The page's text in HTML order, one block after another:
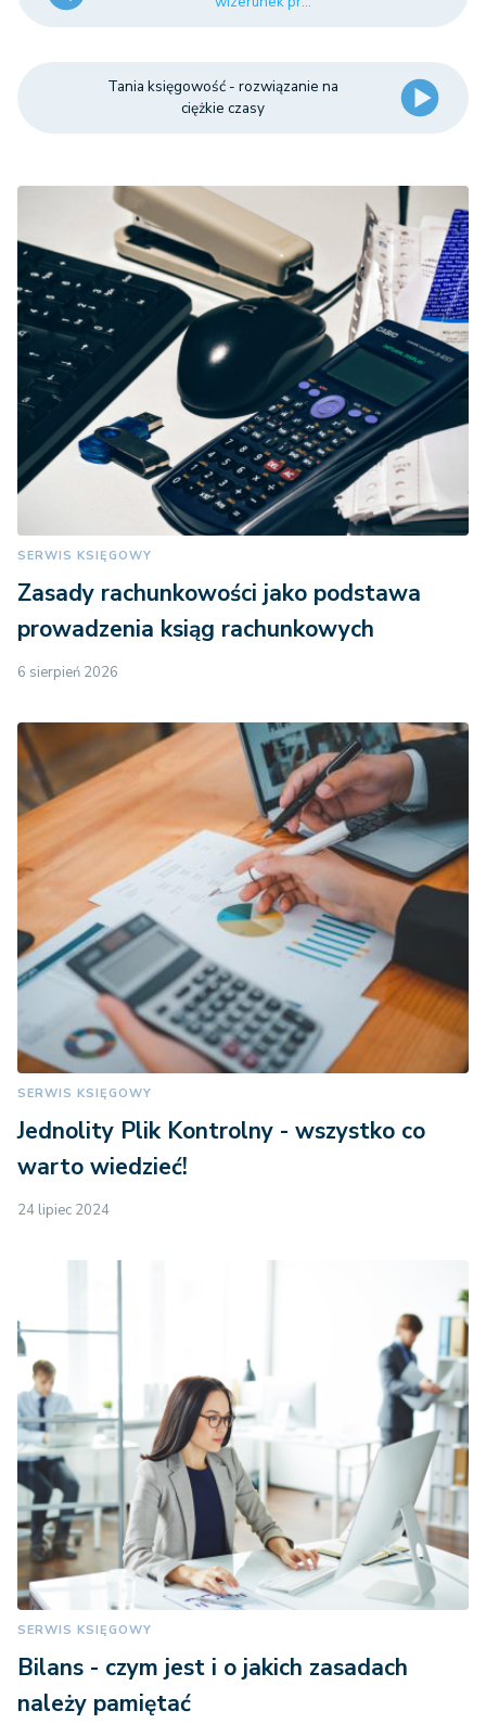
Tania księgowość - rozwiązanie na
ciężkie czasy
SERWIS KSIĘGOWY
Zasady rachunkowości jako podstawa
prowadzenia ksiąg rachunkowych
6 sierpień 2026
SERWIS KSIĘGOWY
Jednolity Plik Kontrolny - wszystko co
warto wiedzieć!
24 lipiec 2024
SERWIS KSIĘGOWY
Bilans - czym jest i o jakich zasadach
należy pamiętać